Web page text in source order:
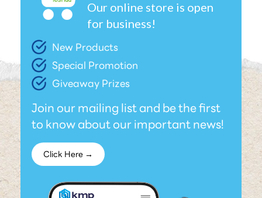
Our online store is open
for business!
New Products
Special Promotion
Giveaway Prizes
Join our mailing list and be the first
to know about our important news!
Click Here →